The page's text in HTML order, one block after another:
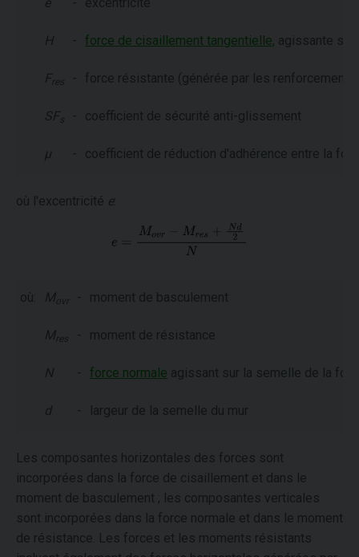
H - force de cisaillement tangentielle, agissante sur
Fres - force résistante (générée par les
SF s - coefficient de sécurité anti-glissement
µ - coefficient de réduction d'adhérence entre la
où l'excentricité e:
où: M ovr - moment de basculement
Mres - moment de résistance
N - force normale agissant sur la semelle de la
d - largeur de la semelle du mur
Les composantes horizontales des forces sont
incorporées dans la force de cisaillement et dans le
moment de basculement ; les composantes verticales
sont incorporées dans la force normale et dans le moment
de résistance. Les forces et les moments résistants